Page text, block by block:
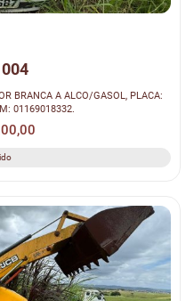
004
BRANCA A ALCO/GASOL, PLACA:
01169018332.